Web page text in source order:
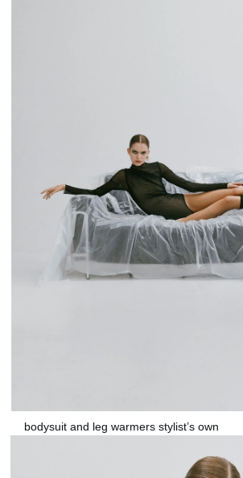
bodysuit and leg warmers stylist’s own